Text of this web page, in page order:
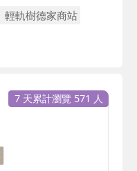
輕軌樹德家商站
7 天累計瀏覽 571 人